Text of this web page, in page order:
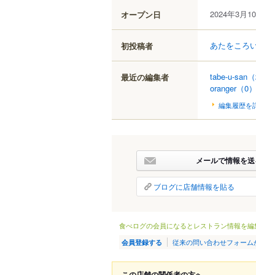
オープン日 2024年3月
初投稿者 あたをころ
最近の編集者 tabe-u-san
oranger（0）
編集履歴を
メールで情報を
ブログに店舗情報を貼る
食べログの会員になるとレストラン情報を
会員登録する 従来の問い合わせフォーム